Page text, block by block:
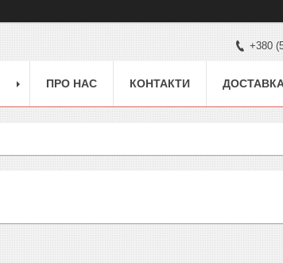
+380
ПРО НАС КОНТАКТИ